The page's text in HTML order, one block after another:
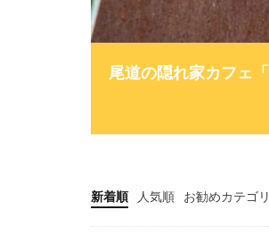
尾道の隠れ家カフェ
新着順 人気順
お勧めカテゴリ
コーヒーカ
コーヒーマ